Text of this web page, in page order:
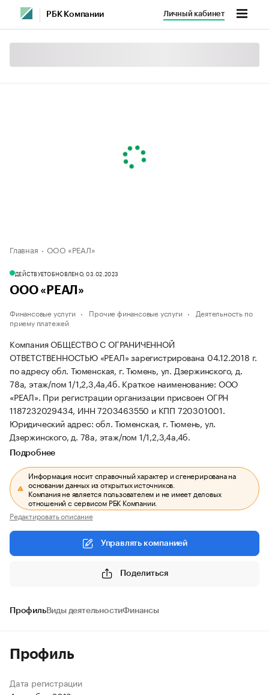
РБК Компании Личный кабинет
Главная ООО «РЕАЛ»
ДЕЙСТВУЕТОБНОВЛЕНО, 03.02.2023
ООО «РЕАЛ»
Финансовые услуги Прочие финансовые услуги
Деятельность по
приему платежей
Компания ОБЩЕСТВО С ОГРАНИЧЕННОЙ
ОТВЕТСТВЕННОСТЬЮ «РЕАЛ» зарегистрирована 04.12.2018 г.
по адресу обл. Тюменская, г. Тюмень, ул. Дзержинского, д.
78а, этаж/пом 1/1,2,3,4а,4б. Краткое наименование: ООО
«РЕАЛ». При регистрации организации присвоен ОГРН
1187232029434, ИНН 7203463550 и КПП 720301001.
Юридический адрес: обл. Тюменская, г. Тюмень, ул.
Дзержинского, д. 78а, этаж/пом 1/1,2,3,4а,4б.
Подробнее
Информация носит справочный характер и сгенерирована на
основании данных из открытых источников.
Компания не является пользователем и не имеет деловых
отношений с сервисом РБК Компании.
Редактировать описание
Управлять компанией
Поделиться
ПрофильВиды деятельностиФинансы
Профиль
Дата регистрации